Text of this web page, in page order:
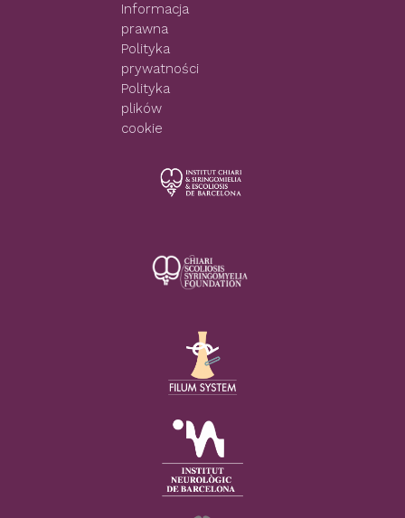
Informacja
prawna
Polityka
prywatności
Polityka
plików
cookie